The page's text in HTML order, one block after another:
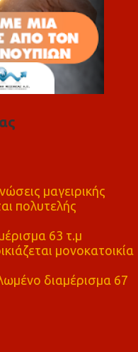
μαγειρικής
πολυτελής
63 τ.μ
μονοκατοικία
διαμέρισμα 67